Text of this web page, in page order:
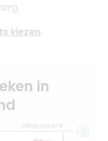
kiezen.
in
Gesponsord
Best